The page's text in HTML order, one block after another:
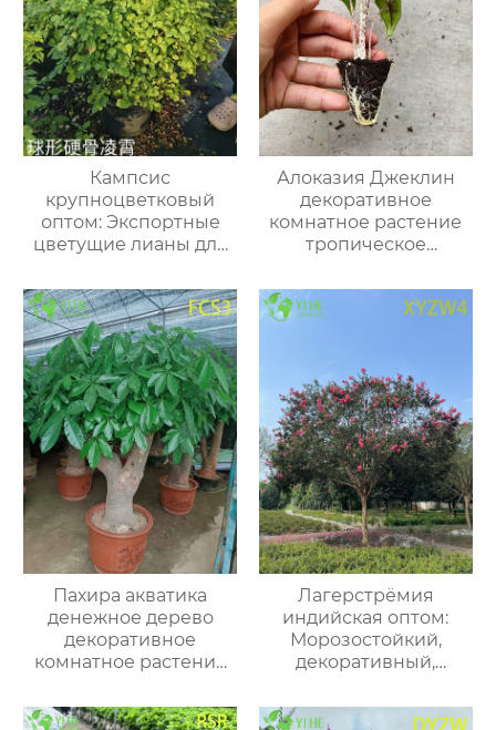
Кампсис
крупноцветковый
оптом: Экспортные
цветущие лианы для
озеленения
Алоказия Джеклин
декоративное
комнатное растение
тропическое
растение для дома и
Пахира акватика
денежное дерево
декоративное
комнатное растение
Лагерстрёмия
индийская оптом:
Морозостойкий,
декоративный,
кустарник (Индийская